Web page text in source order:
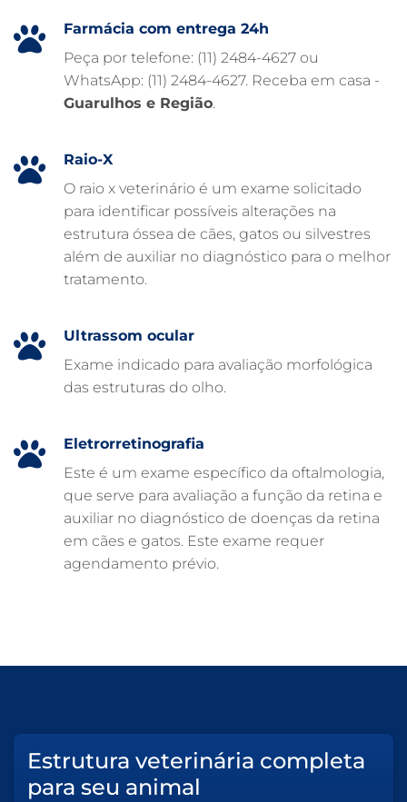
FISIOTERAPIA VETERINÁRIA
FARMÁCIA VETERINÁRIA 24H
EMERGÊNCIA VETERINÁRIA
EMERGÊNCIA PARA PETS
CUIDADOS INTENSIVOS EM ANIMAIS
CLÍNICA VETERINÁRIA ARCA
CLÍNICA VETERINÁRIA 24 HORAS
ATENDIMENTO VETERINÁRIO
Farmácia com entrega 24h
Peça por telefone: (11) 2484-4627 ou
WhatsApp: (11) 2484-4627. Receba em casa -
Guarulhos e Região.
Raio-X
O raio x veterinário é um exame solicitado
para identificar possíveis alterações na
estrutura óssea de cães, gatos ou silvestres
além de auxiliar no diagnóstico para o melhor
tratamento.
Ultrassom ocular
Exame indicado para avaliação morfológica
das estruturas do olho.
Eletrorretinografia
Este é um exame específico da oftalmologia,
que serve para avaliação a função da retina e
auxiliar no diagnóstico de doenças da retina
em cães e gatos. Este exame requer
agendamento prévio.
Estrutura veterinária completa
para seu animal